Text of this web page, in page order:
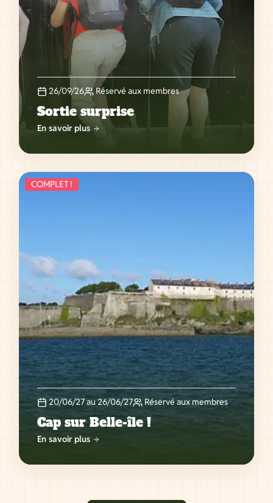
26/09/26 Réservé aux membres
Sortie surprise
En savoir plus
COMPLET !
20/06/27 au 26/06/27 Réservé aux membres
Cap sur Belle-île !
En savoir plus